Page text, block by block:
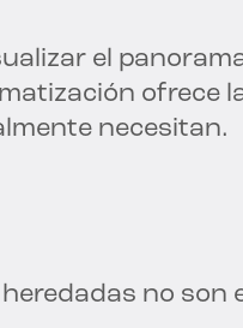
el
ofrece
necesitan.
no son